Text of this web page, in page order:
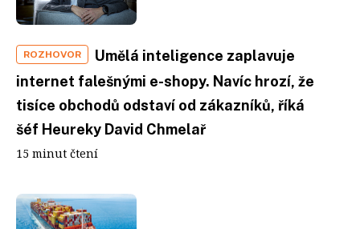
ROZHOVOR
Umělá inteligence zaplavuje
internet falešnými e-shopy. Navíc hrozí, že
tisíce obchodů odstaví od zákazníků, říká
šéf Heureky David Chmelař
15 minut čtení